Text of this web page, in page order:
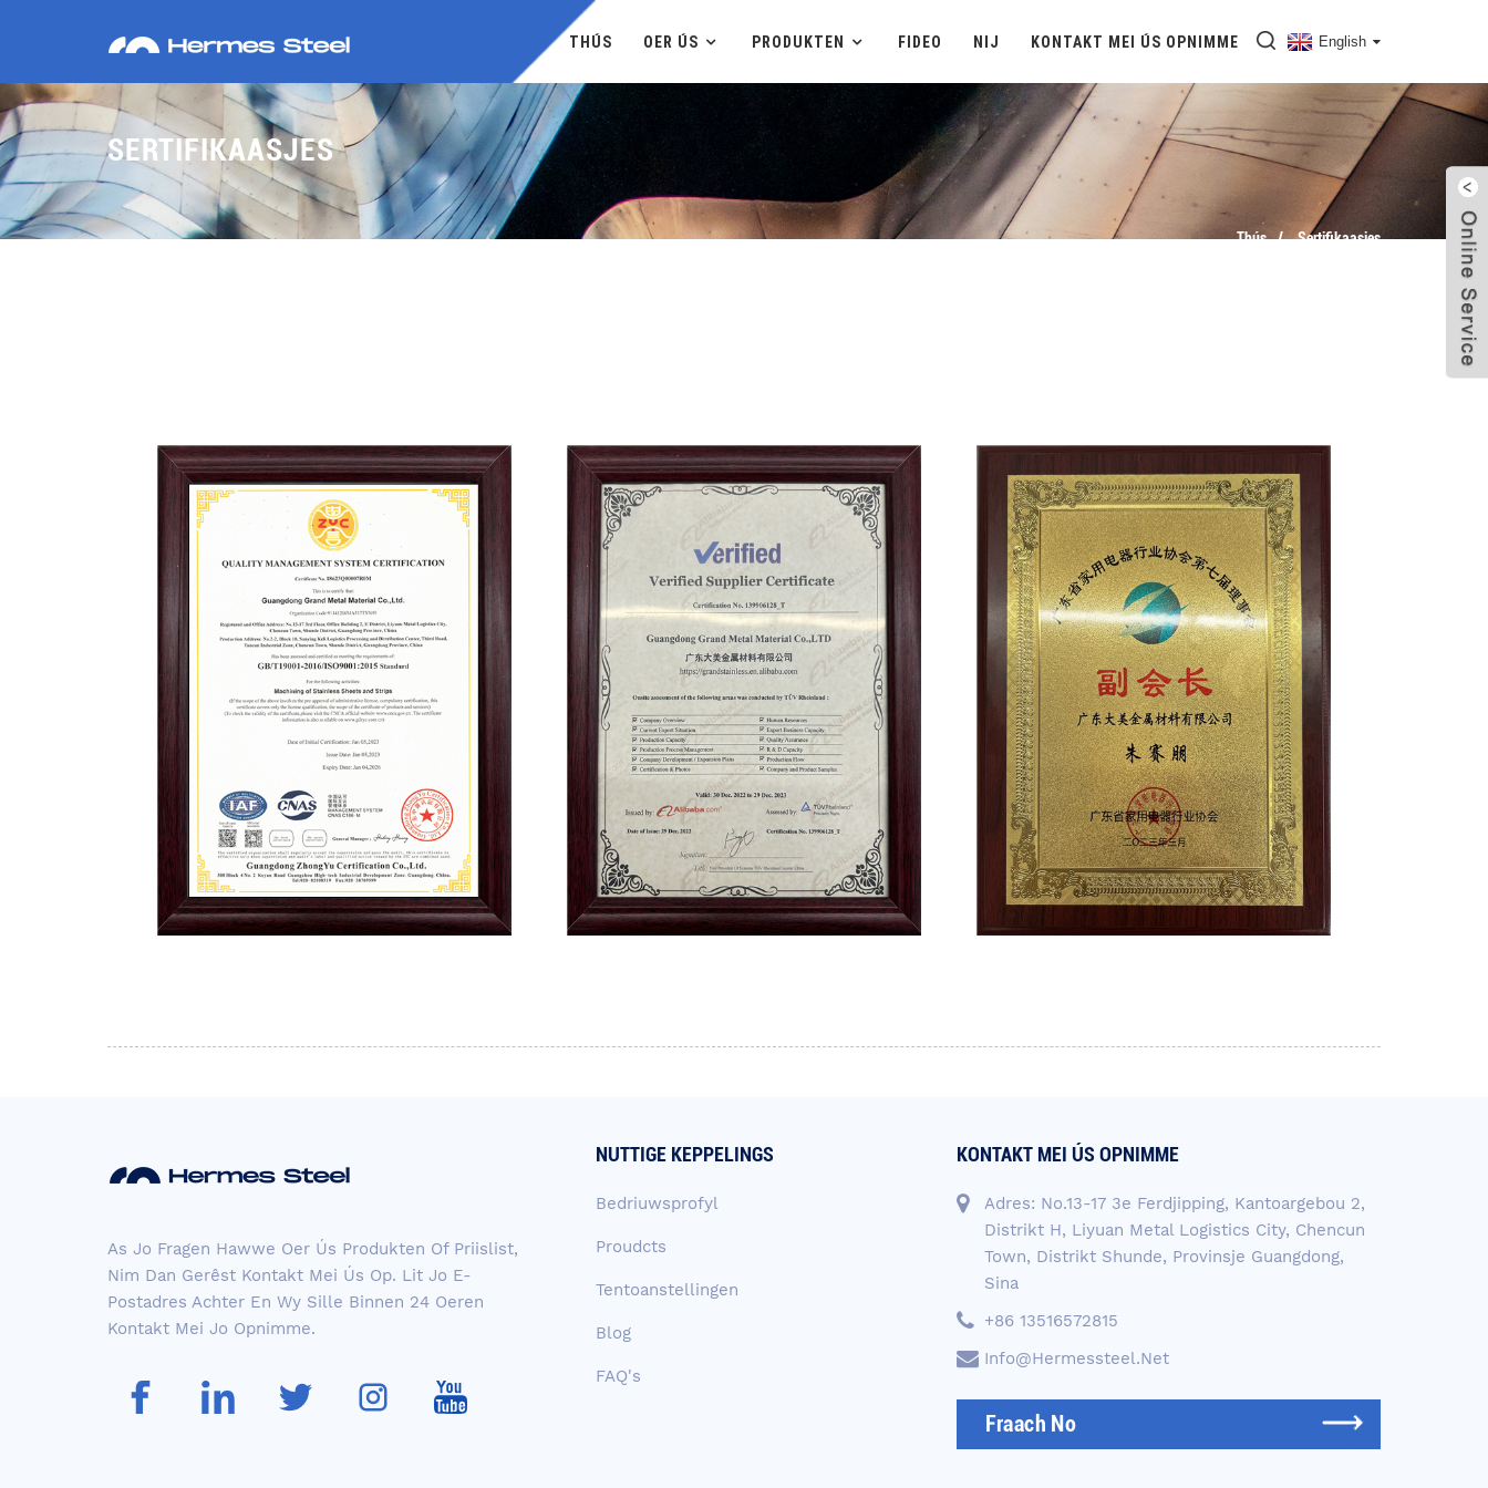
THÚS OER ÚS PRODUKTEN FIDEO NIJ KONTAKT MEI ÚS OPNIMME English
SERTIFIKAASJES
Thús Sertifikaasjes
As Jo ​​fragen Hawwe Oer Ús Produkten Of Priislist,
Nim Dan Gerêst Kontakt Mei Ús Op. Lit Jo E-
Postadres Achter En Wy Sille Binnen 24 Oeren
Kontakt Mei Jo Opnimme.
NUTTIGE KEPPELINGS
Bedriuwsprofyl
Proudcts
Tentoanstellingen
Blog
FAQ's
KONTAKT MEI ÚS OPNIMME
Adres: No.13-17 3e Ferdjipping, Kantoargebou 2,
Distrikt H, Liyuan Metal Logistics City, Chencun
Town, Distrikt Shunde, Provinsje Guangdong,
Sina
+86 13516572815
Info@hermessteel.net
Fraach No